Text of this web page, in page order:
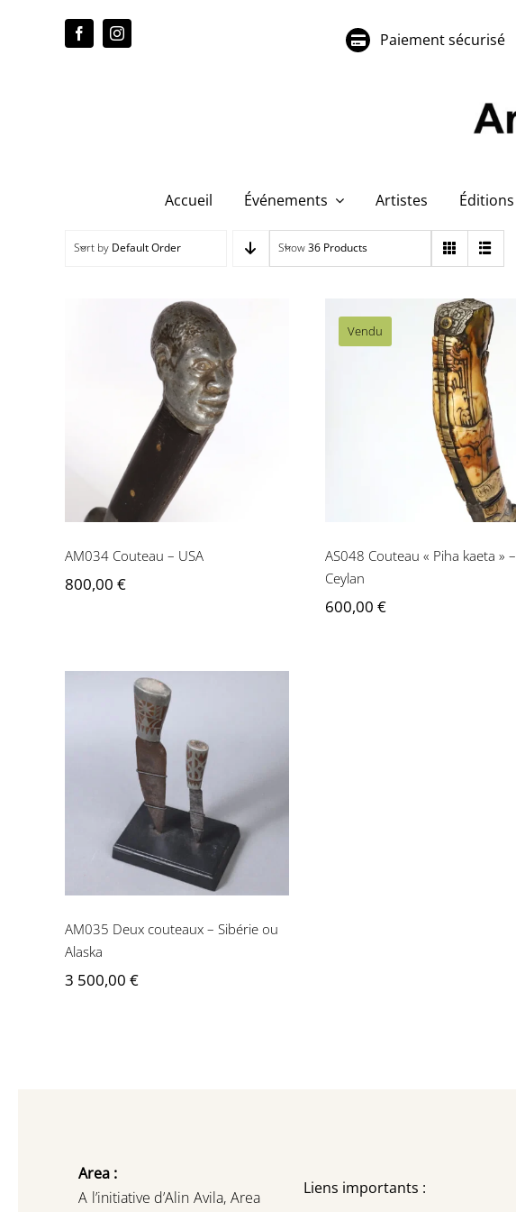
Paiement sécurisé
Accueil Événements Artistes Éditions
Sort by Default Order Show36 Products
AM034 Couteau – USA
AM034 Couteau – USA
800,00 €
Vendu
AS048 Couteau « Piha
kaeta » – Ceylan
AS048 Couteau « Piha kaeta » –
Ceylan
600,00 €
AM035 Deux couteaux –
Sibérie ou Alaska
AM035 Deux couteaux – Sibérie ou
Alaska
3 500,00 €
Area :
A l’initiative d’Alin Avila, Area Liens importants :